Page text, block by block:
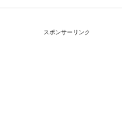
スポンサーリンク